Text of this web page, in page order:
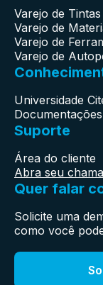
Varejo de Tintas
Varejo de
Varejo de
Varejo de
Universidade
Documentações
Suporte
Área do cliente
Abra seu
Quer falar
Solicite uma
como você